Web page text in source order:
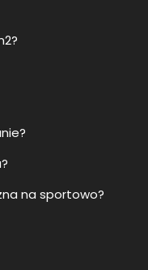
na sportowo?